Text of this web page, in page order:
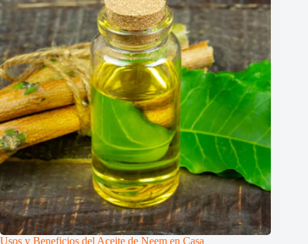
Usos y Beneficios del Aceite de Neem en Casa